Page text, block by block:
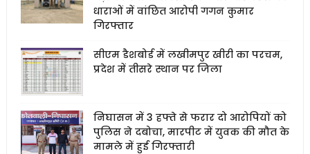
धाराओं में वांछित आरोपी गगन कुमार
गिरफ्तार
सीएम डैशबोर्ड में लखीमपुर खीरी का परचम,
प्रदेश में तीसरे स्थान पर जिला
निघासन में 3 हफ्ते से फरार दो आरोपियों को
पुलिस ने दबोचा, मारपीट में युवक की मौत के
मामले में हुई गिरफ्तारी